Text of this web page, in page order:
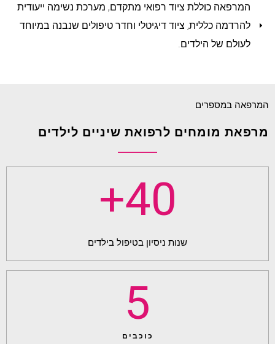
המרפאה כוללת ציוד רפואי מתקדם, מערכת נשימה ייעודית
להרדמה כללית, ציוד דיגיטלי וחדר טיפולים שנבנה במיוחד
לעולם של הילדים.
המרפאה במספרים
מרפאת מומחים לרפואת שיניים לילדים
40
+
שנות ניסיון בטיפול בילדים
כוכבים
5